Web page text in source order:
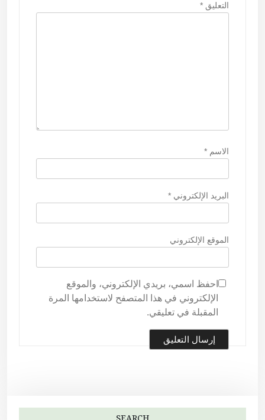
التعليق *
الاسم *
البريد الإلكتروني *
الموقع الإلكتروني
احفظ اسمي، بريدي الإلكتروني، والموقع
الإلكتروني في هذا المتصفح لاستخدامها المرة
المقبلة في تعليقي.